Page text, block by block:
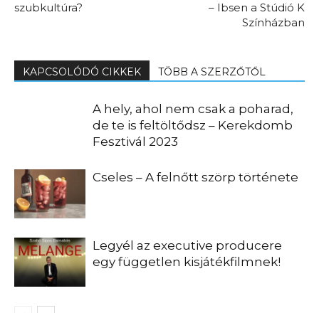
szubkultúra?
– Ibsen a Stúdió K
Színházban
KAPCSOLÓDÓ CIKKEK TÖBB A SZERZŐTŐL
A hely, ahol nem csak a poharad,
de te is feltöltődsz – Kerekdomb
Fesztivál 2023
Cseles – A felnőtt szörp története
Legyél az executive producere
egy független kisjátékfilmnek!